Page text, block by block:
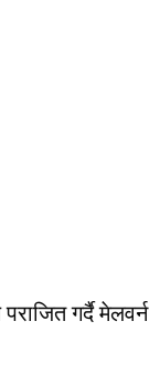
गर्दै मेलवर्न